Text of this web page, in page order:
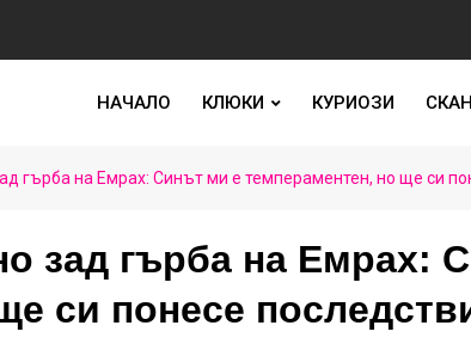
НАЧАЛО КЛЮКИ КУРИОЗИ
гърба на Емрах: Синът ми е темпераментен, но ще си
зад гърба на Емрах:
си понесе